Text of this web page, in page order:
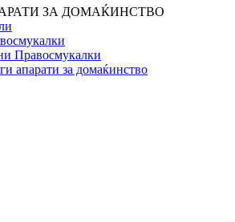
ЗА ДОМАЌИНСТВО
Правосмукалки
апарати за домаќинство